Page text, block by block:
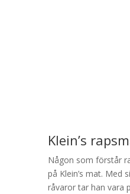
Klein’s
Någon som förstår
på Klein’s mat. Med
råvaror tar han vara